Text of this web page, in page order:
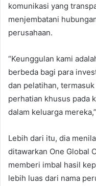
komunikasi yang
menjembatani
perusahaan.
“Keunggulan kami
berbeda bagi para
dan pelatihan,
perhatian khusus pada
dalam keluarga
Lebih dari itu, dia
ditawarkan One Global
memberi imbal hasil
lebih luas dari nama